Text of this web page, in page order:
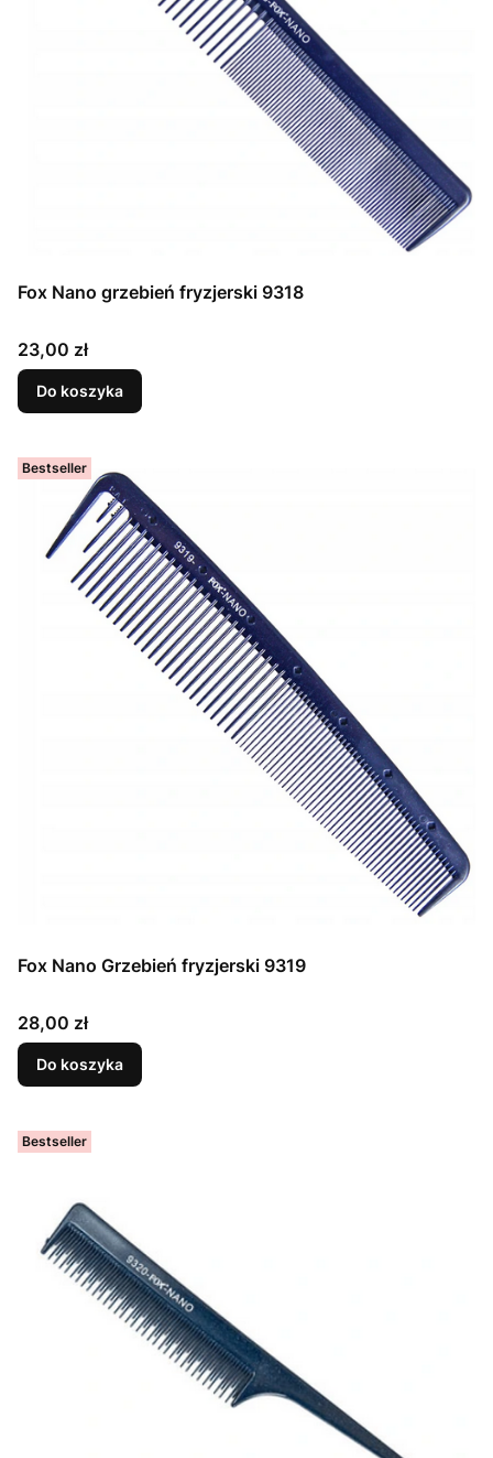
Fox Nano grzebień fryzjerski 9318
Cena
23,00 zł
Do koszyka
Bestseller
Fox Nano Grzebień fryzjerski 9319
Cena
28,00 zł
Do koszyka
Bestseller